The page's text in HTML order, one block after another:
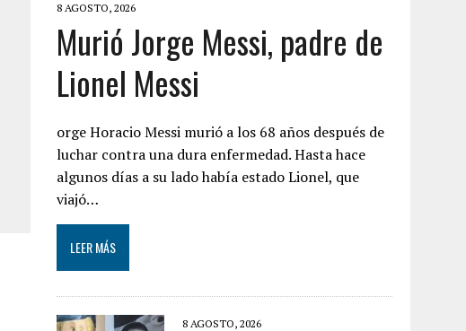
8 AGOSTO, 2026
Murió Jorge Messi, padre de
Lionel Messi
orge Horacio Messi murió a los 68 años después de
luchar contra una dura enfermedad. Hasta hace
algunos días a su lado había estado Lionel, que
viajó…
LEER MÁS
8 AGOSTO, 2026